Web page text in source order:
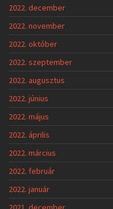
2022. december
2022. november
2022. október
2022. szeptember
2022. augusztus
2022. június
2022. május
2022. április
2022. március
2022. február
2022. január